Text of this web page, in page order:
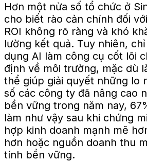
Hơn một nửa số tổ chức ở
cho biết rào cản chính đối
ROI không rõ ràng và khó
lường kết quả. Tuy nhiên,
dụng AI làm công cụ cốt lõi
định về môi trường, mặc dù
thể giúp giải quyết những lo
số các công ty đã nâng cao
bền vững trong năm nay,
làm như vậy sau khi chứng
hợp kinh doanh mạnh mẽ
hơn hoặc nguồn doanh thu
tính bền vững.